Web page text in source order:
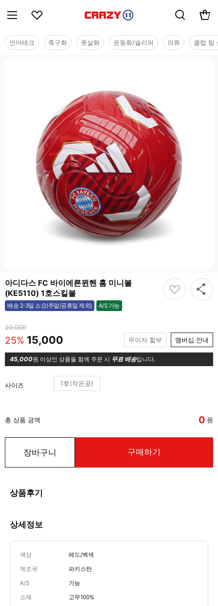
언더테크 축구화 풋살화 운동화/슬리퍼 의류 클럽 팀
아디다스 FC 바이에른뮌헨 홈 미니볼
(KE5110) 1호스킬볼
배송 2-3일 소요(주말/공휴일 제외) A/S 가능
가능
20,000
25% 15,000 무이자 할부 맴버십 안내
45,000원 이상인 상품을 함께 주문 시 무료 배송입니다.
사이즈 1호(작은공)
총 상품 금액 0 원
장바구니 구매하기
상품후기
상세정보
색상 레드/백색
제조국 파키스탄
A/S 가능
소재 고무100%